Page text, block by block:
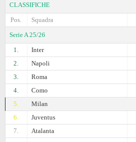
CLASSIFICHE
Pos.
Squadra
Serie A 25/26
1.
Inter
2.
Napoli
3.
Roma
4.
Como
5.
Milan
6.
Juventus
7.
Atalanta